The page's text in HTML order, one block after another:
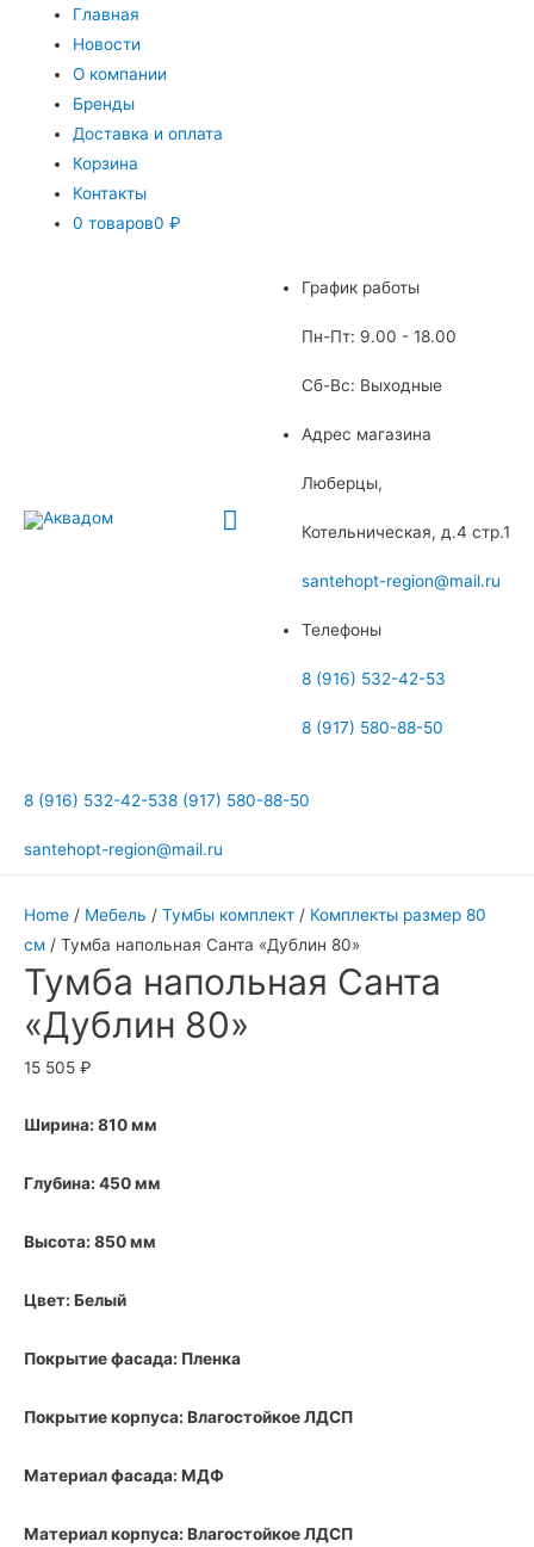
Главная
Новости
О компании
Бренды
Доставка и оплата
Корзина
Контакты
0 товаров0 ₽
Главное
График работы
Пн-Пт: 9.00 - 18.00
Сб-Вс: Выходные
Адрес магазина
Люберцы,
Котельническая, д.4 стр.1
santehopt-region@mail.ru
Телефоны
8 (916) 532-42-53
8 (917) 580-88-50
8 (916) 532-42-538 (917) 580-88-50
santehopt-region@mail.ru
Home / Мебель / Тумбы комплект / Комплекты размер 80
см / Тумба напольная Санта «Дублин 80»
Тумба напольная Санта
«Дублин 80»
15 505 ₽
Ширина: 810 мм
Глубина: 450 мм
Высота: 850 мм
Цвет: Белый
Покрытие фасада: Пленка
Покрытие корпуса: Влагостойкое ЛДСП
Материал фасада: МДФ
Материал корпуса: Влагостойкое ЛДСП